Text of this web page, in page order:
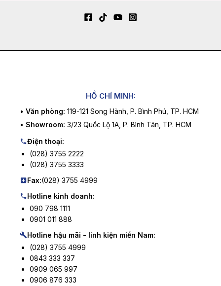
HỒ CHÍ MINH:
• Văn phòng: 119-121 Song Hành, P. Bình Phú, TP. HCM
• Showroom: 3/23 Quốc Lộ 1A, P. Bình Tân, TP. HCM
Điện thoại:
(028) 3755 2222
(028) 3755 3333
Fax:(028) 3755 4999
Hotline kinh doanh:
090 798 1111
0901 011 888
Hotline hậu mãi - linh kiện miền Nam:
(028) 3755 4999
0843 333 337
0909 065 997
0906 876 333